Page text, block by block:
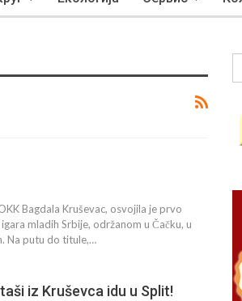
Bagdala Kruševac, osvojila je prvo
mladih Srbije, održanom u Čačku, u
Na putu do titule,…
iz Kruševca idu u Split!